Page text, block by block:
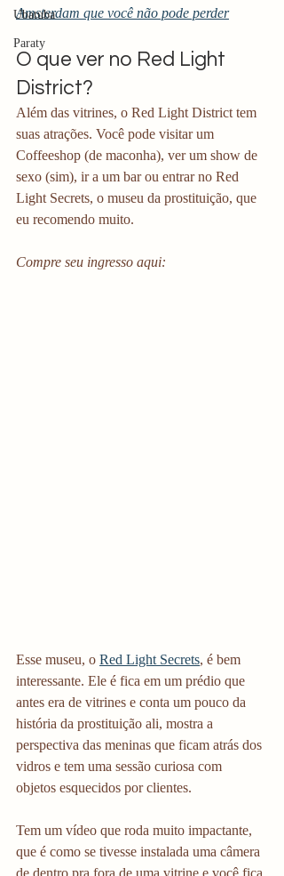
Ubatuba
Paraty
Amsterdam que você não pode perder
O que ver no Red Light
District?
Além das vitrines, o Red Light District tem
suas atrações. Você pode visitar um
Coffeeshop (de maconha), ver um show de
sexo (sim), ir a um bar ou entrar no Red
Light Secrets, o museu da prostituição, que
eu recomendo muito.
Compre seu ingresso aqui:
Esse museu, o Red Light Secrets, é bem
interessante. Ele é fica em um prédio que
antes era de vitrines e conta um pouco da
história da prostituição ali, mostra a
perspectiva das meninas que ficam atrás dos
vidros e tem uma sessão curiosa com
objetos esquecidos por clientes.
Tem um vídeo que roda muito impactante,
que é como se tivesse instalada uma câmera
de dentro pra fora de uma vitrine e você fica